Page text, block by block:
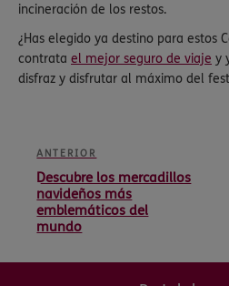
incineración de los restos.
¿Has elegido ya destino para estos
contrata el mejor seguro de viaje y
disfraz y disfrutar al máximo del
ANTERIOR
Descubre los mercadillos
navideños más
emblemáticos del
mundo